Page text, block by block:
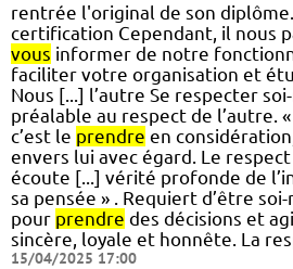
rentrée l'original de son
certification Cependant, il nous
vous informer de notre
faciliter votre organisation et
Nous [...] l’autre Se respecter
préalable au respect de l’autre.
c’est le prendre en
envers lui avec égard. Le
écoute [...] vérité profonde de
sa pensée » . Requiert d’être
pour prendre des décisions et
sincère, loyale et honnête. La
15/04/2025 17:00